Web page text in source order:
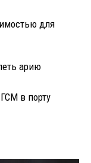
для
арию
в порту